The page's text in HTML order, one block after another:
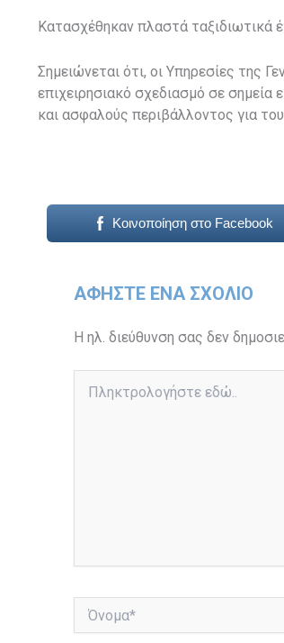
Κατασχέθηκαν πλαστά ταξιδιωτικά
Σημειώνεται ότι, οι Υπηρεσίες της
επιχειρησιακό σχεδιασμό σε σημεία
και ασφαλούς περιβάλλοντος για
Κοινοποίηση στο Facebook
ΑΦΉΣΤΕ ΈΝΑ ΣΧΌΛΙΟ
Η ηλ. διεύθυνση σας δεν
εδώ..